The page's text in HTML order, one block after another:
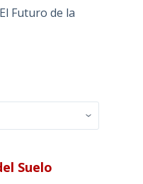
Futuro de la
Suelo